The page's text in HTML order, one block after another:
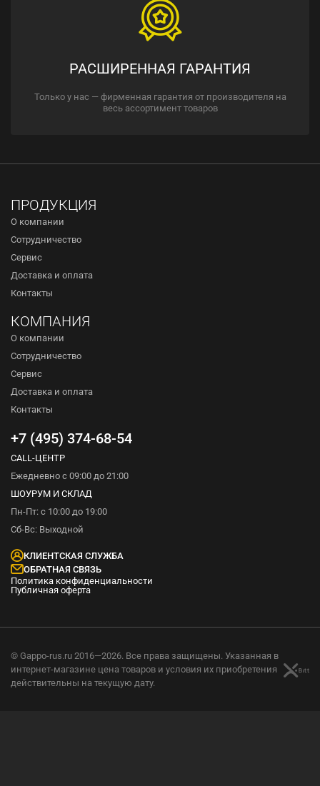
РАСШИРЕННАЯ ГАРАНТИЯ
Только у нас — фирменная гарантия от производителя на
весь ассортимент товаров
ПРОДУКЦИЯ
О компании
Сотрудничество
Сервис
Доставка и оплата
Контакты
КОМПАНИЯ
О компании
Сотрудничество
Сервис
Доставка и оплата
Контакты
+7 (495) 374-68-54
CALL-ЦЕНТР
Ежедневно с 09:00 до 21:00
ШОУРУМ И СКЛАД
Пн-Пт: с 10:00 до 19:00
Сб-Вс: Выходной
КЛИЕНТСКАЯ СЛУЖБА
ОБРАТНАЯ СВЯЗЬ
Политика конфиденциальности
Публичная оферта
© Gappo-rus.ru 2016—2026. Все права защищены. Указанная в
интернет-магазине цена товаров и условия их приобретения
действительны на текущую дату.